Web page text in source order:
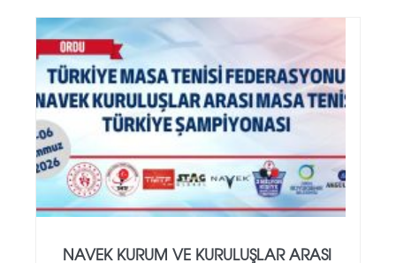
NAVEK KURUM VE KURULUŞLAR ARASI